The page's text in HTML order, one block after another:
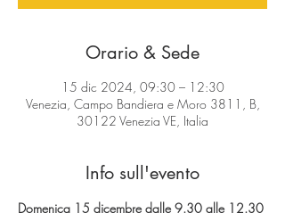
Orario & Sede
15 dic 2024, 09:30 – 12:30
Venezia, Campo Bandiera e Moro 3811, B,
30122 Venezia VE, Italia
Info sull'evento
Domenica 15 dicembre dalle 9.30 alle 12.30